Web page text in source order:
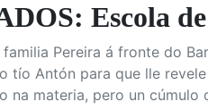
Escola
Pereira á fronte do
tío Antón para que lle
na materia, pero un